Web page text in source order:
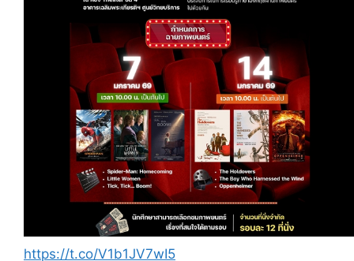
https://t.co/V1b1JV7wI5